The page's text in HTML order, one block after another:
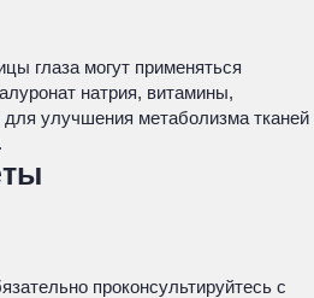
глаза могут применяться
натрия, витамины,
улучшения метаболизма тканей
проконсультируйтесь с